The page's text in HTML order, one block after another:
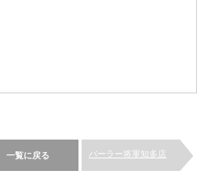
一覧に戻る パーラー将軍知多店